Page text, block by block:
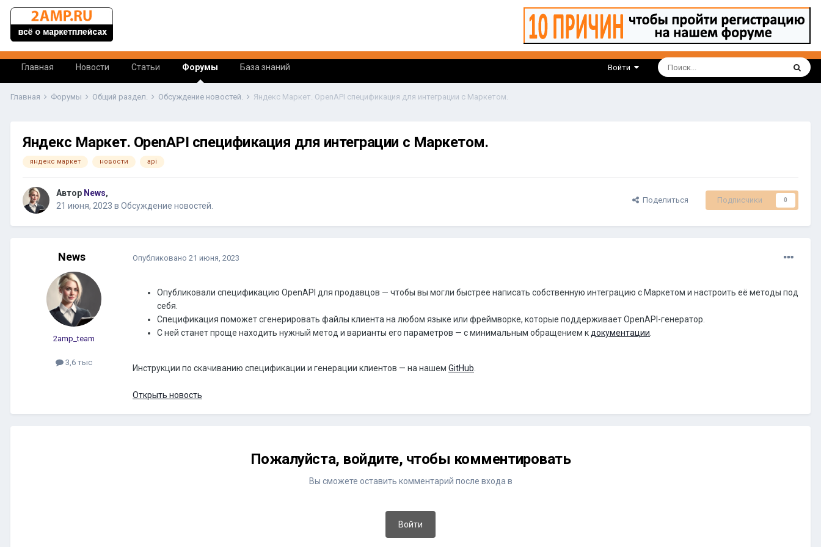
Главная Новости Статьи Форумы База знаний Войти
Главная Форумы Общий раздел. Обсуждение новостей. Яндекс Маркет. OpenAPI спецификация для интеграции с Маркетом.
Яндекс Маркет. OpenAPI спецификация для интеграции с Маркетом.
яндекс маркет новости api
Автор News,
21 июня, 2023 в Обсуждение новостей.
Поделиться Подписчики 0
News
2amp_team
3,6 тыс
Опубликовано 21 июня, 2023
Опубликовали спецификацию OpenAPI для продавцов — чтобы вы могли быстрее написать собственную интеграцию с Маркетом и настроить её методы под
себя.
Спецификация поможет сгенерировать файлы клиента на любом языке или фреймворке, которые поддерживает OpenAPI-генератор.
С ней станет проще находить нужный метод и варианты его параметров — с минимальным обращением кдокументации.
Инструкции по скачиванию спецификации и генерации клиентов — на нашем GitHub.
Открыть новость
Пожалуйста, войдите, чтобы комментировать
Вы сможете оставить комментарий после входа в
Войти